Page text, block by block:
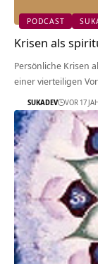
PODCAST
Krisen als
Persönliche Krisen
einer vierteiligen
SUKADEV VOR 17